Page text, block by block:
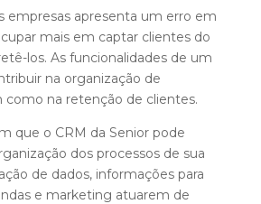
empresas apresenta um erro em
mais em captar clientes do
los. As funcionalidades de um
na organização de
como na retenção de clientes.
que o CRM da Senior pode
dos processos de sua
de dados, informações para
e marketing atuarem de